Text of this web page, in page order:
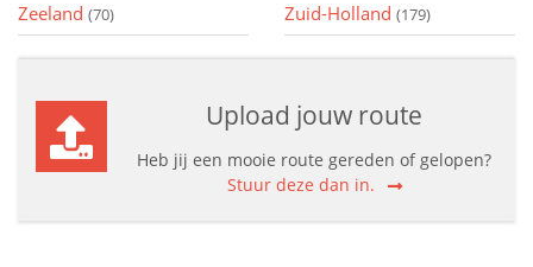
Zeeland (70) Zuid-Holland (179)
Upload jouw route
Heb jij een mooie route gereden of gelopen?
Stuur deze dan in.